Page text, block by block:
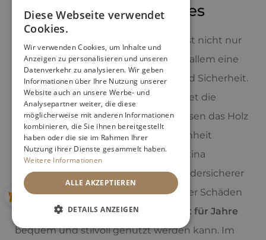
eines Holz-Kinderbettes
Die Pflege eines Holz-Kinderbettes ist nicht nur
eine Frage der Ästhetik, sondern vor allem eine
Investition in seine Langlebigkeit und Sicherheit.
Regelmäßiges, sanftes Reinigen bildet die
Grundlage, während Ölen und Wachsen das Holz
schützen und seine natürliche Schönheit
hervorheben, sodass es eine edle Patina
entwickeln kann. Durch die Wahl kindersicherer
Produkte und die Behebung kleinerer Schäden
stellen Sie sicher, dass IhrKinderbett für Jahre
bequem und stilvoll genutzt werden kann. Im
Diese Webseite verwendet
Cookies.
Wir verwenden Cookies, um Inhalte und
Anzeigen zu personalisieren und unseren
Datenverkehr zu analysieren. Wir geben
Informationen über Ihre Nutzung unserer
Website auch an unsere Werbe- und
Analysepartner weiter, die diese
möglicherweise mit anderen Informationen
kombinieren, die Sie ihnen bereitgestellt
haben oder die sie im Rahmen Ihrer
Nutzung ihrer Dienste gesammelt haben.
Weitere Informationen
ALLE AKZEPTIEREN
DETAILS ANZEIGEN